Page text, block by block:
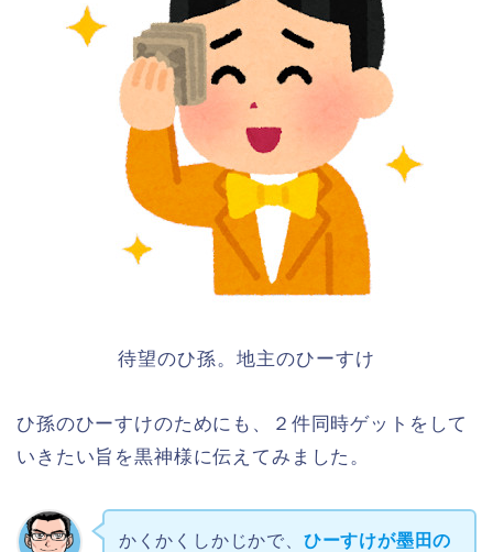
待望のひ孫。地主のひーすけ
ひ孫のひーすけのためにも、２件同時ゲットをして
いきたい旨を黒神様に伝えてみました。
かくかくしかじかで、 ひーすけが墨田の